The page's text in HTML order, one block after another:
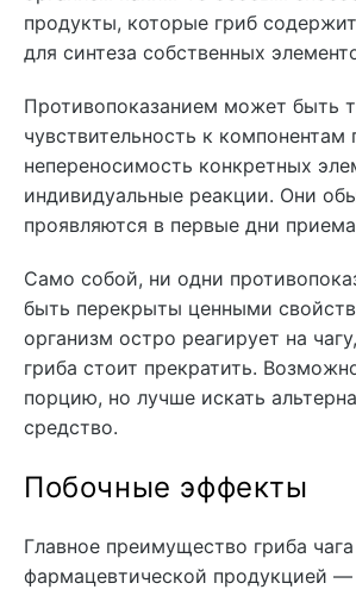
продукты, которые гриб
для синтеза собственных
Противопоказанием может быть
чувствительность к компонентам
непереносимость конкретных
индивидуальные реакции. Они
проявляются в первые дни
Само собой, ни одни
быть перекрыты ценными
организм остро реагирует на
гриба стоит прекратить.
порцию, но лучше искать
средство.
Побочные эффекты
Главное преимущество гриба
фармацевтической продукцией —